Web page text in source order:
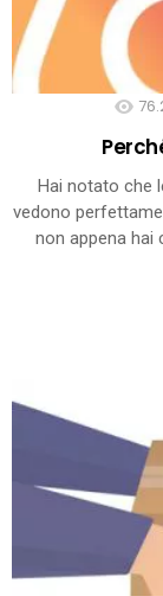
Hai notato che
vedono
non appena